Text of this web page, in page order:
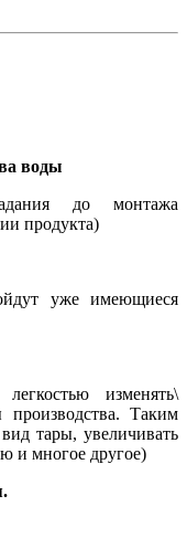
воды
до монтажа
продукта)
уже имеющиеся
изменять\
производства. Таким
тары, увеличивать
и многое другое)